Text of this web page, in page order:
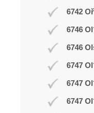
6742
6746
6746
6747
6747
6747